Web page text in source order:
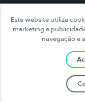
Este website utiliza
marketing e
navegação e